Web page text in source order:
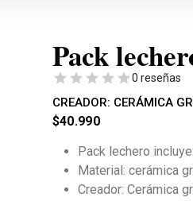
Pack
0 reseñas
CREADOR: CERÁMICA
$40.990
Pack lechero
Material: cerámica
Creador: Cerámica